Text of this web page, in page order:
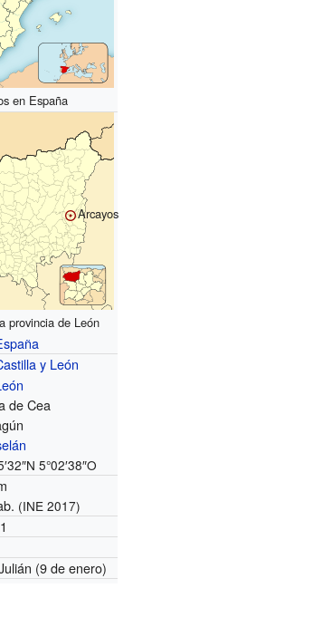
en España
Arcayos
provincia de León
y León
de Cea
5°02′38″O
(INE 2017)
(9 de enero)